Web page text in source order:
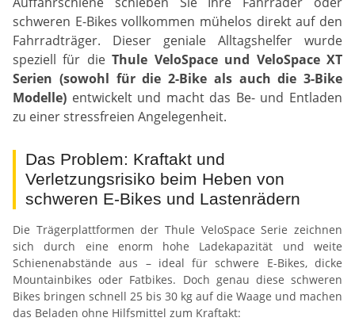
schweren E-Bikes vollkommen mühelos direkt auf den
Fahrradträger. Dieser geniale Alltagshelfer wurde
speziell für dieThule VeloSpace und VeloSpace XT
Serien (sowohl für die 2-Bike als auch die 3-Bike
Modelle) entwickelt und macht das Be- und Entladen
zu einer stressfreien Angelegenheit.
Das Problem: Kraftakt und
Verletzungsrisiko beim Heben von
schweren E-Bikes und Lastenrädern
Die Trägerplattformen der Thule VeloSpace Serie zeichnen
sich durch eine enorm hohe Ladekapazität und weite
Schienenabstände aus – ideal für schwere E-Bikes, dicke
Mountainbikes oder Fatbikes. Doch genau diese schweren
Bikes bringen schnell 25 bis 30 kg auf die Waage und machen
das Beladen ohne Hilfsmittel zum Kraftakt: